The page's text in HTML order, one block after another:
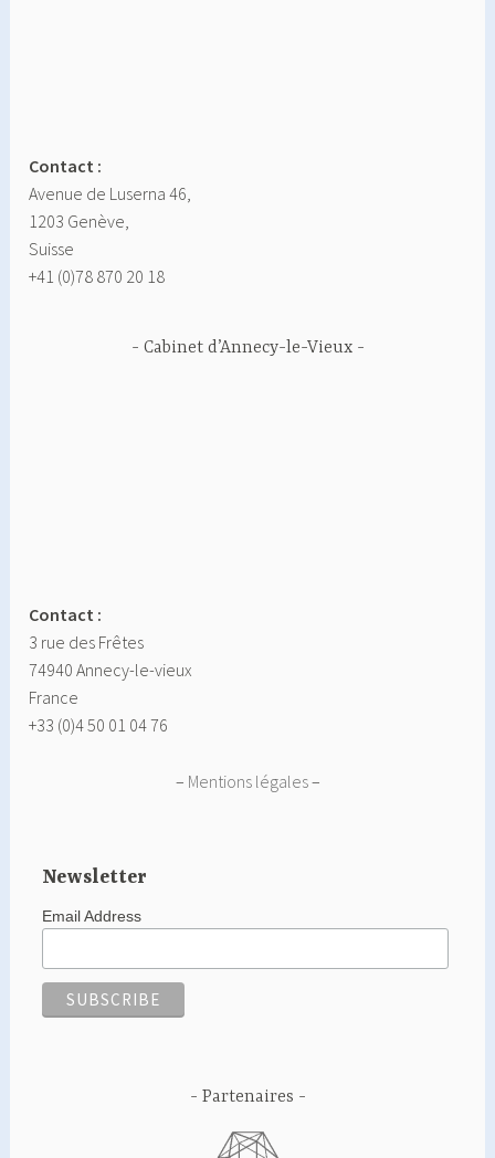
Contact :
Avenue de Luserna 46,
1203 Genève,
Suisse
+41 (0)78 870 20 18
Cabinet d’Annecy-le-Vieux
Contact :
3 rue des Frêtes
74940 Annecy-le-vieux
France
+33 (0)4 50 01 04 76
– Mentions légales–
Newsletter
Email Address
Partenaires